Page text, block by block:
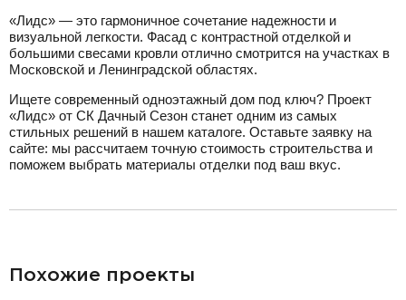
«Лидс» — это гармоничное сочетание надежности и
визуальной легкости. Фасад с контрастной отделкой и
большими свесами кровли отлично смотрится на участках в
Московской и Ленинградской областях.
Ищете современный одноэтажный дом под ключ? Проект
«Лидс» от СК Дачный Сезон станет одним из самых
стильных решений в нашем каталоге. Оставьте заявку на
сайте: мы рассчитаем точную стоимость строительства и
поможем выбрать материалы отделки под ваш вкус.
Похожие проекты